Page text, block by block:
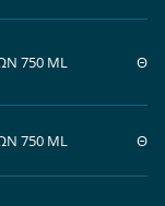
750 ML
750 ML